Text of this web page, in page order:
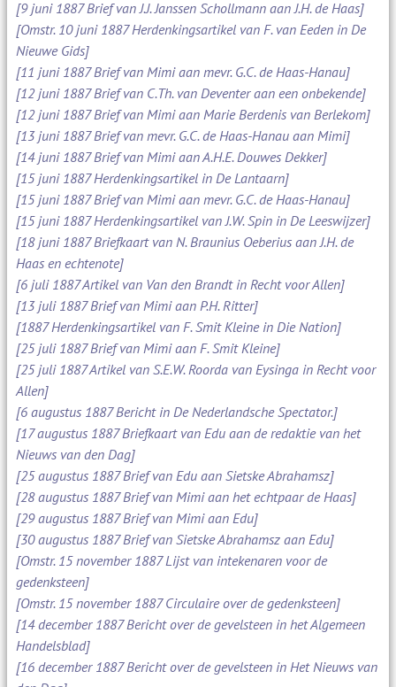
[9 juni 1887 Brief van J.J. Janssen Schollmann aan J.H. de Haas]
[Omstr. 10 juni 1887 Herdenkingsartikel van F. van Eeden in De
Nieuwe Gids]
[11 juni 1887 Brief van Mimi aan mevr. G.C. de Haas-Hanau]
[12 juni 1887 Brief van C.Th. van Deventer aan een onbekende]
[12 juni 1887 Brief van Mimi aan Marie Berdenis van Berlekom]
[13 juni 1887 Brief van mevr. G.C. de Haas-Hanau aan Mimi]
[14 juni 1887 Brief van Mimi aan A.H.E. Douwes Dekker]
[15 juni 1887 Herdenkingsartikel in De Lantaarn]
[15 juni 1887 Brief van Mimi aan mevr. G.C. de Haas-Hanau]
[15 juni 1887 Herdenkingsartikel van J.W. Spin in De Leeswijzer]
[18 juni 1887 Briefkaart van N. Braunius Oeberius aan J.H. de
Haas en echtenote]
[6 juli 1887 Artikel van Van den Brandt in Recht voor Allen]
[13 juli 1887 Brief van Mimi aan P.H. Ritter]
[1887 Herdenkingsartikel van F. Smit Kleine in Die Nation]
[25 juli 1887 Brief van Mimi aan F. Smit Kleine]
[25 juli 1887 Artikel van S.E.W. Roorda van Eysinga in Recht voor
Allen]
[6 augustus 1887 Bericht in De Nederlandsche Spectator.]
[17 augustus 1887 Briefkaart van Edu aan de redaktie van het
Nieuws van den Dag]
[25 augustus 1887 Brief van Edu aan Sietske Abrahamsz]
[28 augustus 1887 Brief van Mimi aan het echtpaar de Haas]
[29 augustus 1887 Brief van Mimi aan Edu]
[30 augustus 1887 Brief van Sietske Abrahamsz aan Edu]
[Omstr. 15 november 1887 Lijst van intekenaren voor de
gedenksteen]
[Omstr. 15 november 1887 Circulaire over de gedenksteen]
[14 december 1887 Bericht over de gevelsteen in het Algemeen
Handelsblad]
[16 december 1887 Bericht over de gevelsteen in Het Nieuws van